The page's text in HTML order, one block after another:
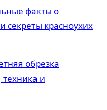
факты о
секреты красноухих